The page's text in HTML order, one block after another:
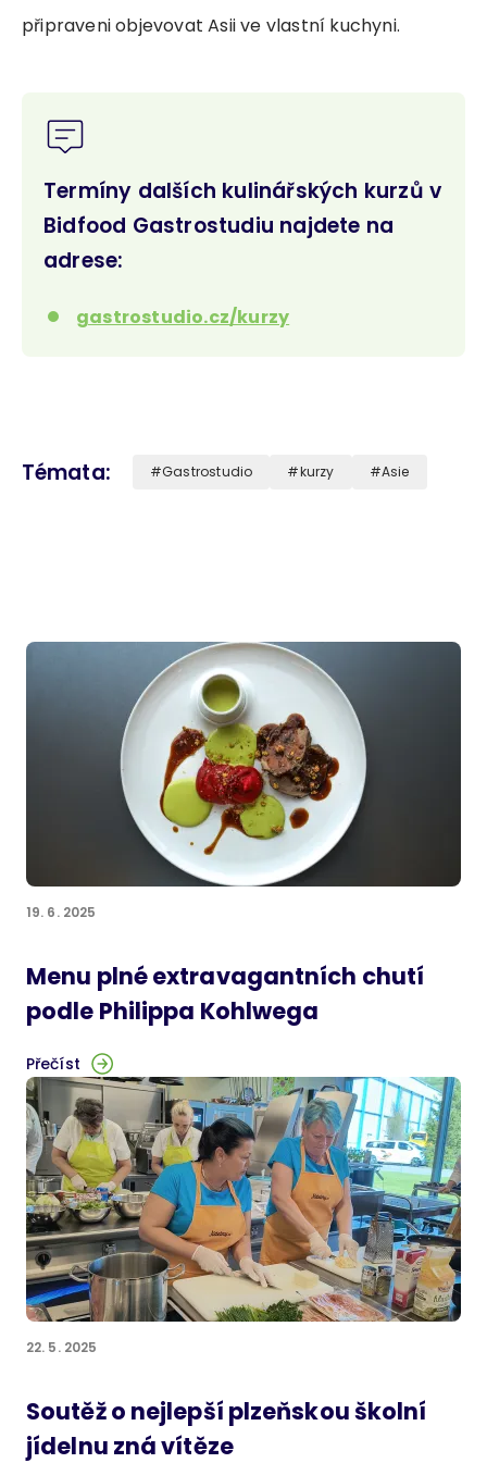
připraveni objevovat Asii ve vlastní kuchyni.
Termíny dalších kulinářských kurzů v
Bidfood Gastrostudiu najdete na
adrese:
gastrostudio.cz/kurzy
Témata Gastrostudio kurzy Asie
19. 6. 2025
Menu plné extravagantních chutí
podle Philippa Kohlwega
Přečíst
22. 5. 2025
Soutěž o nejlepší plzeňskou školní
jídelnu zná vítěze